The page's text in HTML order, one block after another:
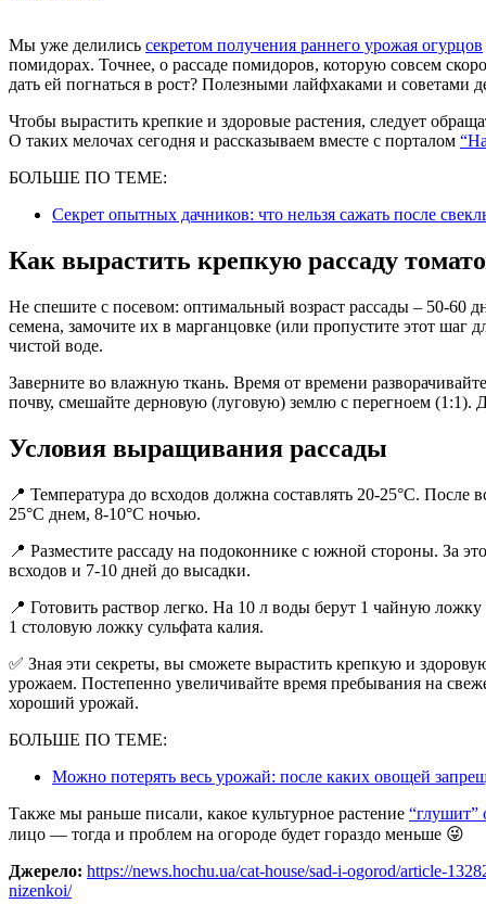
Мы уже делились секретом получения раннего урожая огурцов
помидорах. Точнее, о рассаде помидоров, которую совсем
дать ей погнаться в рост? Полезными лайфхаками и советами
Чтобы вырастить крепкие и здоровые растения, следует
О таких мелочах сегодня и рассказываем вместе с порталом
БОЛЬШЕ ПО ТЕМЕ:
Секрет опытных дачников: что нельзя сажать после
Как вырастить крепкую рассаду
Не спешите с посевом: оптимальный возраст рассады – 50-60
семена, замочите их в марганцовке (или пропустите этот шаг
чистой воде.
Заверните во влажную ткань. Время от времени
почву, смешайте дерновую (луговую) землю с перегноем (1:1).
Условия выращивания рассады
📍 Температура до всходов должна составлять 20-25°C.
25°C днем, 8-10°C ночью.
📍 Разместите рассаду на подоконнике с южной стороны. За
всходов и 7-10 дней до высадки.
📍 Готовить раствор легко. На 10 л воды берут 1 чайную
1 столовую ложку сульфата калия.
✅ Зная эти секреты, вы сможете вырастить крепкую и
урожаем. Постепенно увеличивайте время пребывания на
хороший урожай.
БОЛЬШЕ ПО ТЕМЕ:
Можно потерять весь урожай: после каких овощей
Также мы раньше писали, какое культурное растение “глушит”
лицо — тогда и проблем на огороде будет гораздо меньше 😜
Джерело: https://news.hochu.ua/cat-house/sad-i-ogorod/article-
nizenkoi/